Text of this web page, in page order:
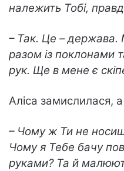
належить Тобі,
– Так. Це – держава.
разом із поклонами
рук. Ще в мене є
Аліса замислилася,
– Чому ж Ти не носиш
Чому я Тебе бачу
руками? Та й